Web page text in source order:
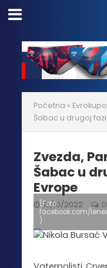
Početna »
Šabac u drugoj
Zvezda,
Šabac u
Evrope
15/10/2022
(Foto:
facebook.com/
)